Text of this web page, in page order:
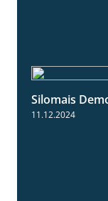
Silomais
11.12.2024